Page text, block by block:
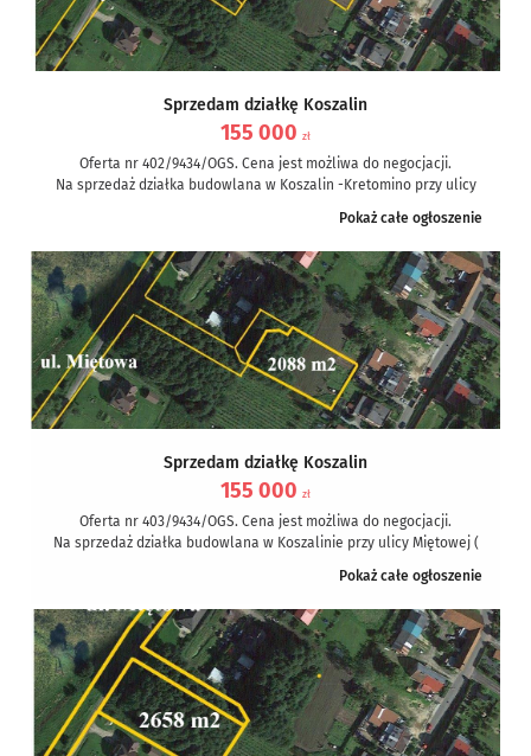
Sprzedam działkę Koszalin
155 000 zł
Oferta nr 402/9434/OGS. Cena jest możliwa do negocjacji.
Na sprzedaż działka budowlana w Koszalin -Kretomino przy ulicy
Pokaż całe ogłoszenie
Sprzedam działkę Koszalin
155 000 zł
Oferta nr 403/9434/OGS. Cena jest możliwa do negocjacji.
Na sprzedaż działka budowlana w Koszalinie przy ulicy Miętowej (
Pokaż całe ogłoszenie